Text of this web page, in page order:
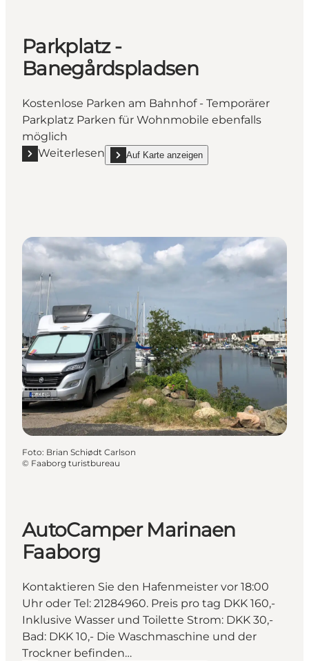
Parkplatz -
Banegårdspladsen
Kostenlose Parken am Bahnhof - Temporärer
Parkplatz Parken für Wohnmobile ebenfalls
möglich
Weiterlesen
Mehr erfahren "Parkplatz - Banegårdspladsen"
Auf Karte anzeigen
show Parkplatz - Banegårdspladsen on_map
Foto: Brian Schiødt Carlson
© Faaborg turistbureau
AutoCamper Marinaen
Faaborg
Kontaktieren Sie den Hafenmeister vor 18:00
Uhr oder Tel: 21284960. Preis pro tag DKK 160,-
Inklusive Wasser und Toilette Strom: DKK 30,-
Bad: DKK 10,- Die Waschmaschine und der
Trockner befinden…